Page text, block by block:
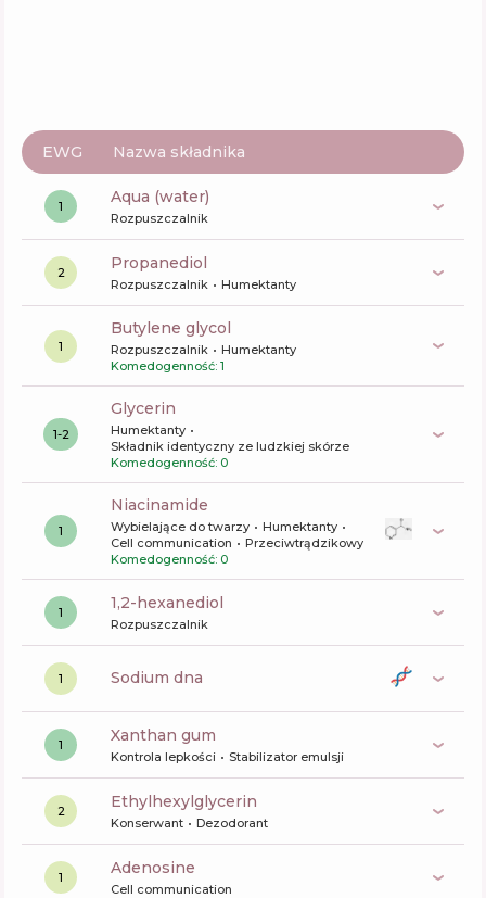
EWG Nazwa składnika
1 aqua (water)
Rozpuszczalnik
2 propanediol
Rozpuszczalnik Humektanty
1
butylene glycol
Rozpuszczalnik
Humektanty
Komedogenność: 1
1-2
glycerin
Humektanty
Składnik identyczny ze ludzkiej skórze
Komedogenność: 0
1
niacinamide
Wybielające do twarzy
Humektanty
Cell communication
Przeciwtrądzikowy
Komedogenność: 0
1 1,2-hexanediol
Rozpuszczalnik
1 sodium dna
1 xanthan gum
Kontrola lepkości Stabilizator emulsji
2 ethylhexylglycerin
Konserwant Dezodorant
1 Adenosine
Cell communication